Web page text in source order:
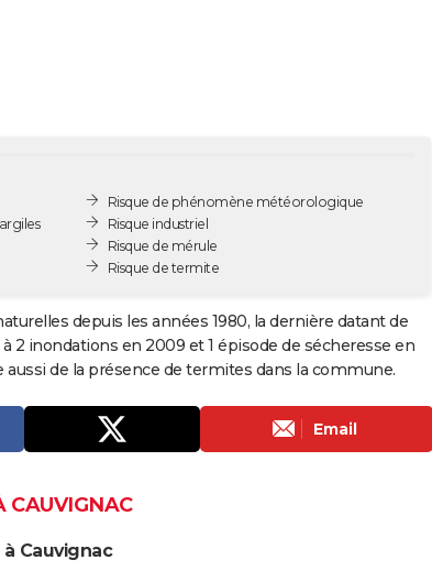
Risque de phénomène météorologique
Risque industriel
Risque de mérule
Risque de termite
depuis les années 1980, la dernière datant de
2 inondations en 2009 et 1 épisode de sécheresse en
aussi de la présence de termites dans la commune.
Email
CAUVIGNAC
Cauvignac